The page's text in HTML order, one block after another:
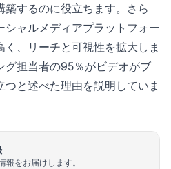
するのに役立ちます。さら
シャルメディアプラットフォー
く、リーチと可視性を拡大しま
グ担当者の95％がビデオがブ
と述べた理由を説明していま
報をお届けします。